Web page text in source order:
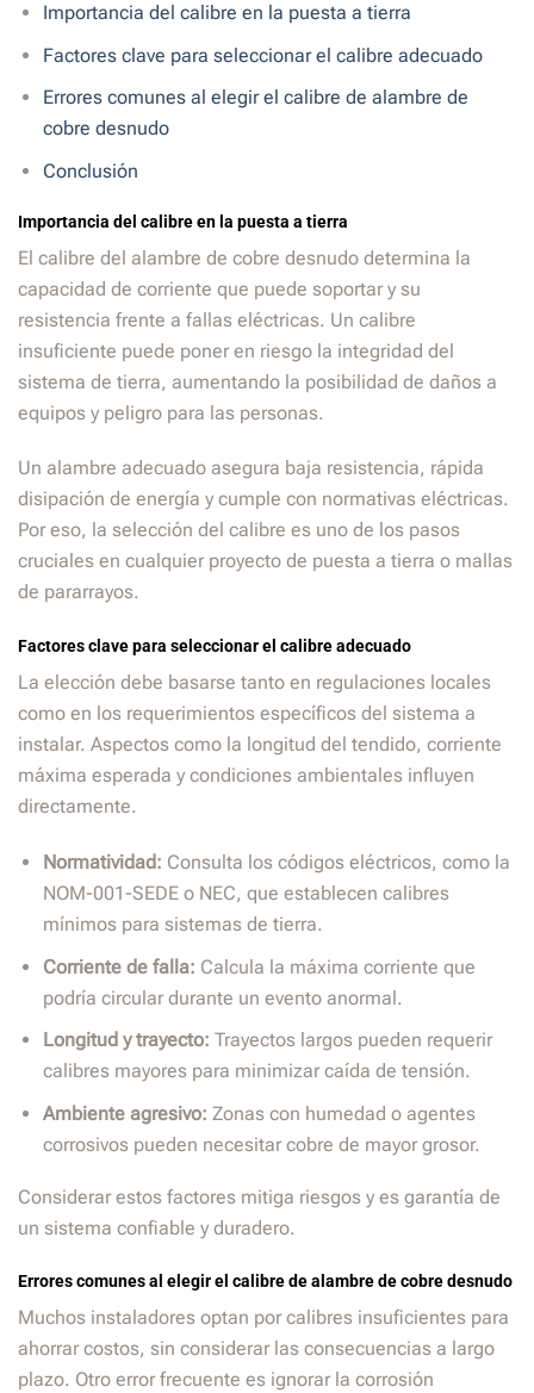
Importancia del calibre en la puesta a tierra
Factores clave para seleccionar el calibre adecuado
Errores comunes al elegir el calibre de alambre de
cobre desnudo
Conclusión
Importancia del calibre en la puesta a tierra
El calibre del alambre de cobre desnudo determina la
capacidad de corriente que puede soportar y su
resistencia frente a fallas eléctricas. Un calibre
insuficiente puede poner en riesgo la integridad del
sistema de tierra, aumentando la posibilidad de daños a
equipos y peligro para las personas.
Un alambre adecuado asegura baja resistencia, rápida
disipación de energía y cumple con normativas eléctricas.
Por eso, la selección del calibre es uno de los pasos
cruciales en cualquier proyecto de puesta a tierra o mallas
de pararrayos.
Factores clave para seleccionar el calibre adecuado
La elección debe basarse tanto en regulaciones locales
como en los requerimientos específicos del sistema a
instalar. Aspectos como la longitud del tendido, corriente
máxima esperada y condiciones ambientales influyen
directamente.
Normatividad: Consulta los códigos eléctricos, como la
NOM-001-SEDE o NEC, que establecen calibres
mínimos para sistemas de tierra.
Corriente de falla: Calcula la máxima corriente que
podría circular durante un evento anormal.
Longitud y trayecto: Trayectos largos pueden requerir
calibres mayores para minimizar caída de tensión.
Ambiente agresivo: Zonas con humedad o agentes
corrosivos pueden necesitar cobre de mayor grosor.
Considerar estos factores mitiga riesgos y es garantía de
un sistema confiable y duradero.
Errores comunes al elegir el calibre de alambre de cobre desnudo
Muchos instaladores optan por calibres insuficientes para
ahorrar costos, sin considerar las consecuencias a largo
plazo. Otro error frecuente es ignorar la corrosión